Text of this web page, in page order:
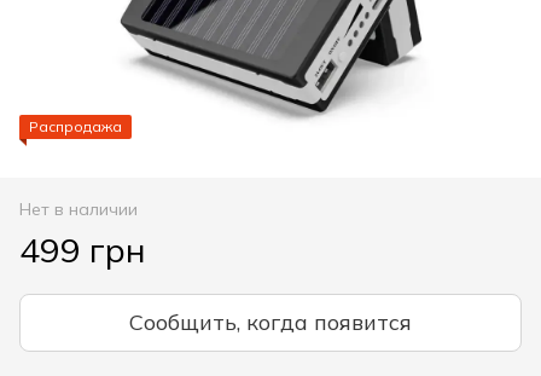
Распродажа
Нет в наличии
499 грн
Сообщить, когда появится